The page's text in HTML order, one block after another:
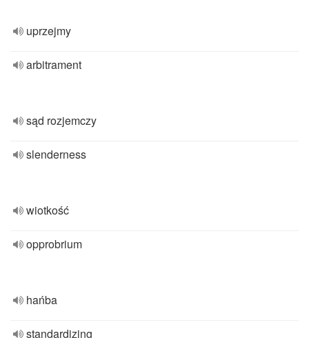
uprzejmy
arbitrament
sąd rozjemczy
slenderness
wiotkość
opprobrium
hańba
standardizing